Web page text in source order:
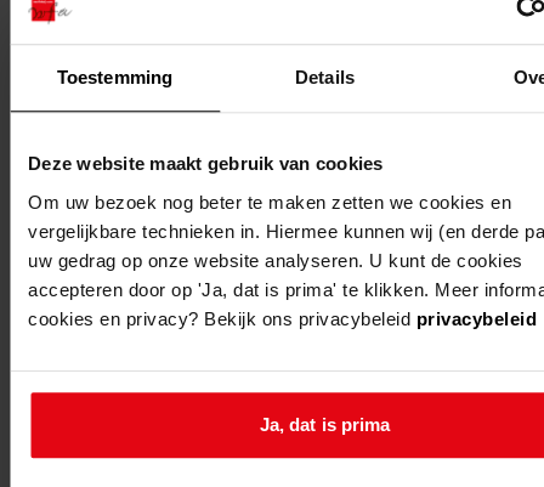
Toestemming Details
Deze website maakt gebruik van cookies
Om uw bezoek nog beter te maken zetten we cookies en
vergelijkbare technieken in. Hiermee kunnen wij (en derde
uw gedrag op onze website analyseren. U kunt de cookies
accepteren door op 'Ja, dat is prima' te klikken. Meer
cookies en privacy? Bekijk ons privacybeleid privacybeleid
Ja, dat is prima
midwoud
oprichten van
ondergrondse
bewaarplaats
aftapinrichting
midwoud
oprichten van
ondergrondse